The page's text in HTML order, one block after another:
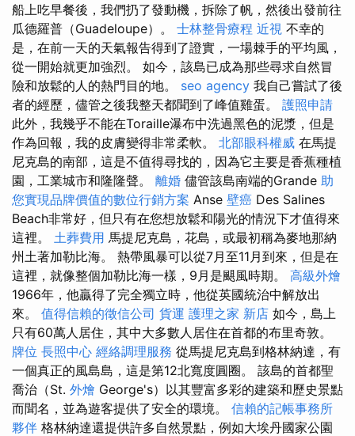
船上吃早餐後，我們扔了發動機，拆除了帆，然後出發前往
瓜德羅普（Guadeloupe）。 士林整骨療程 近視 不幸的
是，在前一天的天氣報告得到了證實，一場棘手的平均風，
從一開始就更加強烈。 如今，該島已成為那些尋求自然冒
險和放鬆的人的熱門目的地。 seo agency 我自己嘗試了後
者的經歷，儘管之後我整天都聞到了峰值雞蛋。 護照申請
此外，我幾乎不能在Toraille瀑布中洗過黑色的泥漿，但是
作為回報，我的皮膚變得非常柔軟。 北部眼科權威 在馬提
尼克島的南部，這是不值得尋找的，因為它主要是香蕉種植
園，工業城市和隆隆聲。 離婚 儘管該島南端的Grande 助
您實現品牌價值的數位行銷方案 Anse 壁癌 Des Salines
Beach非常好，但只有在您想放鬆和陽光的情況下才值得來
這裡。 土葬費用 馬提尼克島，花島，或最初稱為麥地那納
州土著加勒比海。 熱帶風暴可以從7月至11月到來，但是在
這裡，就像整個加勒比海一樣，9月是颶風時期。 高級外燴
1966年，他贏得了完全獨立時，他從英國統治中解放出
來。 值得信賴的徵信公司 貨運 護理之家 新店 如今，島上
只有60萬人居住，其中大多數人居住在首都的布里奇敦。
牌位 長照中心 經絡調理服務 從馬提尼克島到格林納達，有
一個真正的風島島，這是第12北寬度圓圈。 該島的首都聖
喬治（St. 外燴 George's）以其豐富多彩的建築和歷史景點
而聞名，並為遊客提供了安全的環境。 信賴的記帳事務所
夥伴 格林納達還提供許多自然景點，例如大埃丹國家公園